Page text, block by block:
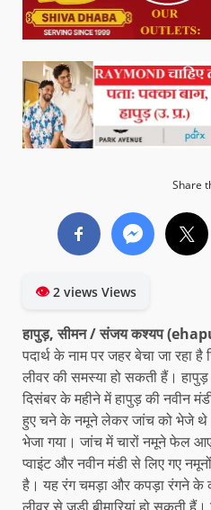
Share
👁2 views Views
हापुड़, सीमन / संजय कश्यप
पदार्थ के नाम पर जहर बेचा जा रहा
लीवर की समस्या हो सकती हैं। हापुड़
दिसंबर के महीने में हापुड़ की नवीन
हुए चने के नमूने लेकर जांच को भेजे
भेजा गया। जांच में चारों नमूने फेल आए
प्वाइंट और नवीन मंडी से लिए गए
है। यह रंग चमड़ा और कपड़ा रंगने